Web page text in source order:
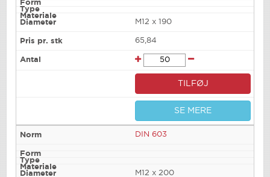
M12 x 190
65,84
TILFØJ
SE MERE
DIN 603
M12 x 200